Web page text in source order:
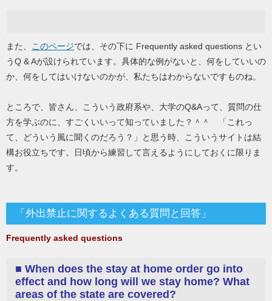
また、 このページでは、その下に Frequently asked questions とい
うQ & Aが設けられています。具体的な例がないと、何をしていいの
か、何をしてはいけないのかが、私たちはわからないですものね。
ところで、皆さん、こういう政府系や、大学のQ&Aって、質問の仕
方を学ぶのに、すごくいいって知っていました？＾＾ 「これっ
て、どういう風に聞くのだろう？」と思う時、こういうサイトは結
構お役立ちです。日頃から練習して言えるようにしておくに限りま
す。
「外出禁止に関するよくある質問と回答」
Frequently asked questions
■ When does the stay at home order go into
effect and how long will we stay home? What
areas of the state are covered?